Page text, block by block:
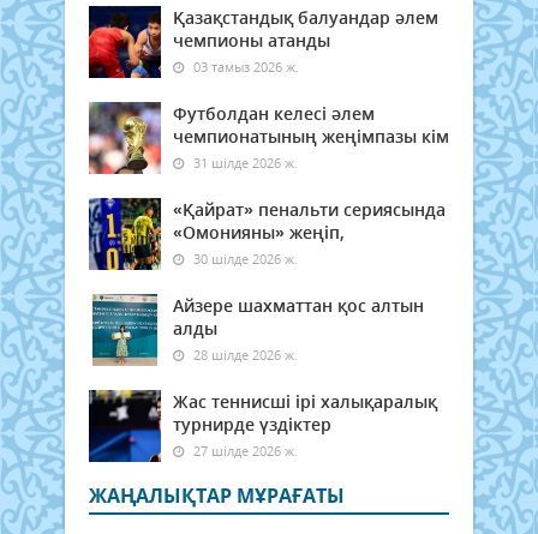
Қазақстандық балуандар әлем
чемпионы атанды
03 тамыз 2026 ж.
Футболдан келесі әлем
чемпионатының жеңімпазы кім
31 шілде 2026 ж.
«Қайрат» пенальти сериясында
«Омонияны» жеңіп,
30 шілде 2026 ж.
Айзере шахматтан қос алтын
алды
28 шілде 2026 ж.
Жас теннисші ірі халықаралық
турнирде үздіктер
27 шілде 2026 ж.
ЖАҢАЛЫҚТАР МҰРАҒАТЫ